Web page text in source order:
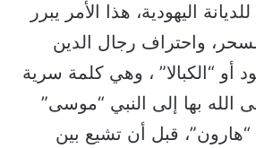
اليهودية، هذا الأمر يبرر
واحتراف رجال الدين
أو “الكبالا” ، وهي كلمة سرية
الله بها إلى النبي “موسى”
“هارون”، قبل أن تشيع بين